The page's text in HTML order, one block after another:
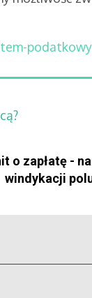
o zapłatę -
windykacji